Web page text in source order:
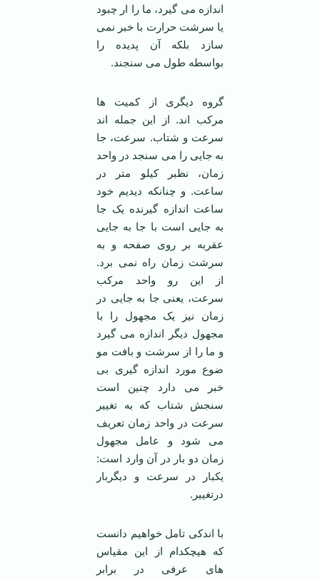
اندازه می گیرد، ما را ار چبود
یا سرشت حرارت با خبر نمی
سازد بلکه آن پدیده را
بواسطه طول می سنجند.
گروه دیگری از کمیت ها
مرکب اند. از این جمله اند
سرعت و شتاب. سرعت، جا
به جایی را می سنجد در واحد
زمان، نظبر کیلو متر در
ساعت. و چنانکه دیدیم خود
ساعت اندازه گیرنده یک جا
به جایی است با جا به جایی
عقربه بر روی صفحه و به
سرشت زمان راه نمی برد.
از این رو واحد مرکب
سرعت، یعنی جا به جایی در
زمان نیز یک مجهول را با
مجهول دیگر اندازه می گیرد
و ما را از سرشت و بافت مو
ضوع مورد اندازه گیری بی
خبر می دارد چنین است
سنجش شتاب که به تغییر
سرعت در واحد زمان تعریف
می شود و عامل مجهول
زمان دو بار در آن وارد است:
یکبار در سرعت و دیگربار
درتغییر.
با اندکی تامل خواهیم دانست
که هیچکدام از این مقیاس
های عرفی در برابر